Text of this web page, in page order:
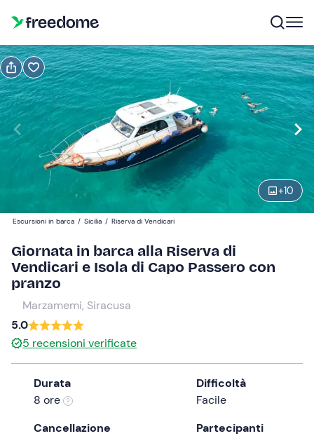
+10
Prenota Regala
Navigate
forward
interact
the
and
select
a
Press
the
question
mark
Modifica
09:00 Modifica
120 €
1
Bambini
0 €
Escursioni in barca / Sicilia / Riserva di Vendicari
Giornata in barca alla Riserva di
Vendicari e Isola di Capo Passero con
pranzo
Marzamemi, Siracusa
5.0
5 recensioni verificate
Durata
8 ore
Difficoltà
Facile
Cancellazione
Partecipanti